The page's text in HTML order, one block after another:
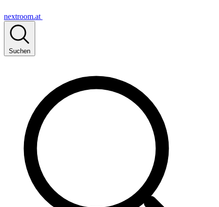
nextroom.at
Suchen